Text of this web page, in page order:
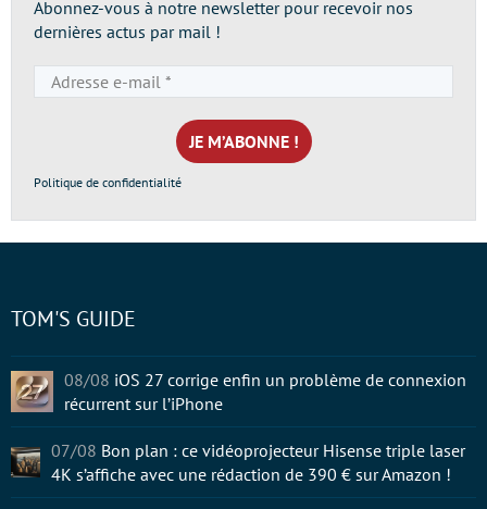
Abonnez-vous à notre newsletter pour recevoir nos
dernières actus par mail !
e-
mail
*
Politique de confidentialité
TOM'S GUIDE
08/08 iOS 27 corrige enfin un problème de connexion
récurrent sur l’iPhone
07/08 Bon plan : ce vidéoprojecteur Hisense triple laser
4K s’affiche avec une rédaction de 390 € sur Amazon !